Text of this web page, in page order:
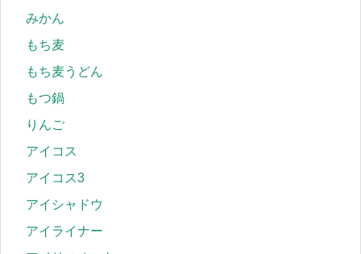
みかん
もち麦
もち麦うどん
もつ鍋
りんご
アイコス
アイコス3
アイシャドウ
アイライナー